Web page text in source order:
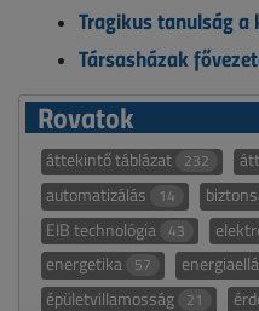
Tragikus tanulság
Társasházak
Rovatok
áttekintő táblázat 232
automatizálás 14
EIB technológia 43
energetika 57
épületvillamosság 21